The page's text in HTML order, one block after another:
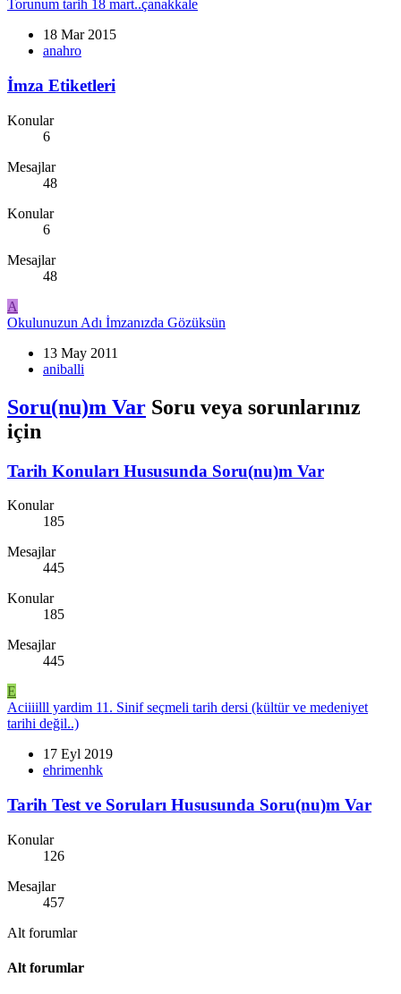
Torunum tarih 18 mart..çanakkale
18 Mar 2015
anahro
İmza Etiketleri
Konular
6
Mesajlar
48
Konular
6
Mesajlar
48
A
Okulunuzun Adı İmzanızda Gözüksün
13 May 2011
aniballi
Soru(nu)m Var Soru veya sorunlarınız
için
Tarih Konuları Hususunda Soru(nu)m Var
Konular
185
Mesajlar
445
Konular
185
Mesajlar
445
E
Aciiiilll yardim 11. Sinif seçmeli tarih dersi (kültür ve medeniyet
tarihi değil..)
17 Eyl 2019
ehrimenhk
Tarih Test ve Soruları Hususunda Soru(nu)m Var
Konular
126
Mesajlar
457
Alt forumlar
Alt forumlar